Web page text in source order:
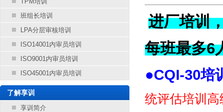
班组长培训
LPA分层审核培训
ISO14001内审员培训
ISO9001内审员培训
ISO45001内审员培训
了解享训
享训简介
进厂培训
每班最多6
●CQI-30培
统评估培训 高